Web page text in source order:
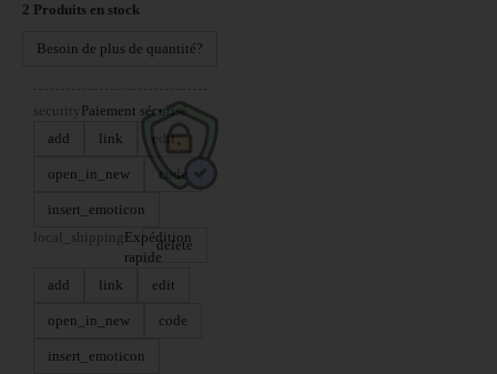
2 Produits en stock
Besoin de plus de quantité?
security Paiement sécurisé
add
link edit
open_in_new code
insert_emoticon
delete
local_shipping Expédition
rapide
add
link edit
open_in_new code
insert_emoticon